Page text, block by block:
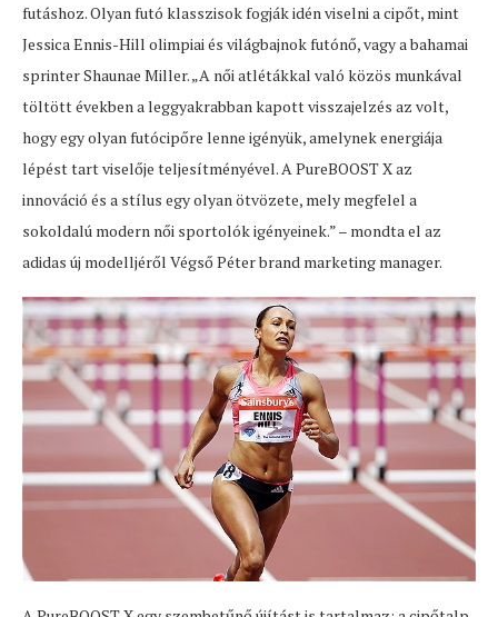
futáshoz. Olyan futó klasszisok fogják idén viselni a cipőt, mint
Jessica Ennis-Hill olimpiai és világbajnok futónő, vagy a bahamai
sprinter Shaunae Miller. „A női atlétákkal való közös munkával
töltött években a leggyakrabban kapott visszajelzés az volt,
hogy egy olyan futócipőre lenne igényük, amelynek energiája
lépést tart viselője teljesítményével. A PureBOOST X az
innováció és a stílus egy olyan ötvözete, mely megfelel a
sokoldalú modern női sportolók igényeinek.” – mondta el az
adidas új modelljéről Végső Péter brand marketing manager.